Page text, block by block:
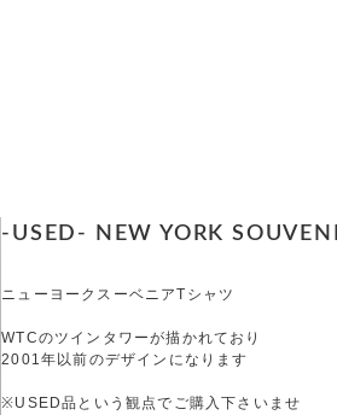
-USED- NEW YORK
ニューヨークスーベニアTシャツ
WTCのツインタワーが描かれており
2001年以前のデザインになります
※USED品という観点でご購入下さいませ